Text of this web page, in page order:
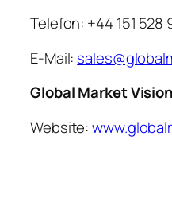
Telefon: +44 151 528
E-Mail:
Global Market Vision
Website: